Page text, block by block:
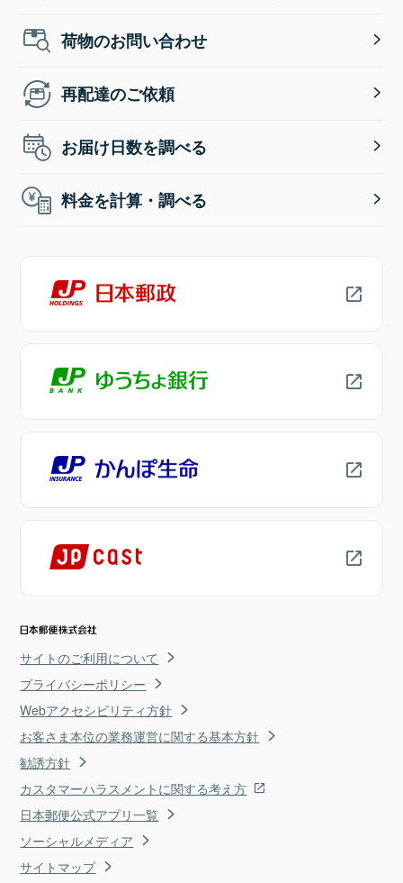
荷物のお問い合わせ
再配達のご依頼
お届け日数を調べる
料金を計算・調べる
サイトのご利用について
プライバシーポリシー
Webアクセシビリティ方針
お客さま本位の業務運営に関する基本方針
勧誘方針
カスタマーハラスメントに関する考え方
日本郵便公式アプリ一覧
ソーシャルメディア
サイトマップ